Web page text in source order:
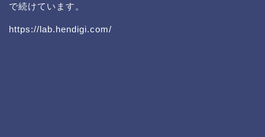
で続けています。
https://lab.hendigi.com/